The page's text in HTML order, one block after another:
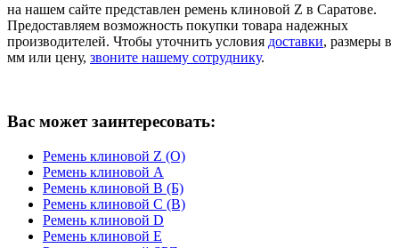
на нашем сайте представлен ремень клиновой Z в Саратове.
Предоставляем возможность покупки товара надежных
производителей. Чтобы уточнить условия доставки, размеры в
мм или цену, звоните нашему сотруднику.
Вас может заинтересовать:
Ремень клиновой Z (O)
Ремень клиновой A
Ремень клиновой B (Б)
Ремень клиновой C (В)
Ремень клиновой D
Ремень клиновой E